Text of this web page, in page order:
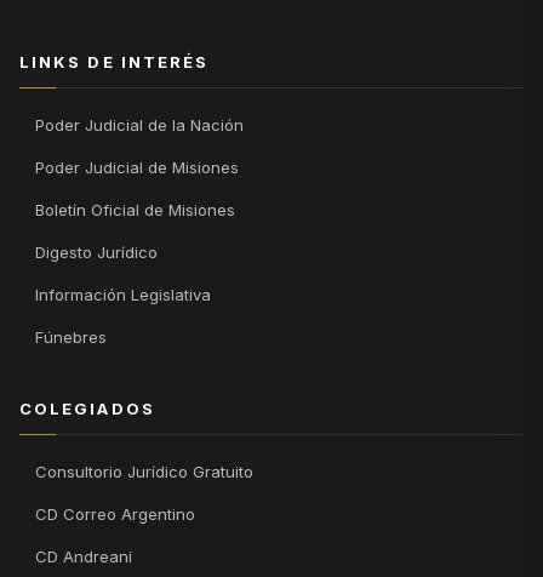
LINKS DE INTERÉS
Poder Judicial de la Nación
Poder Judicial de Misiones
Boletín Oficial de Misiones
Digesto Jurídico
Información Legislativa
Fúnebres
COLEGIADOS
Consultorio Jurídico Gratuito
CD Correo Argentino
CD Andreani